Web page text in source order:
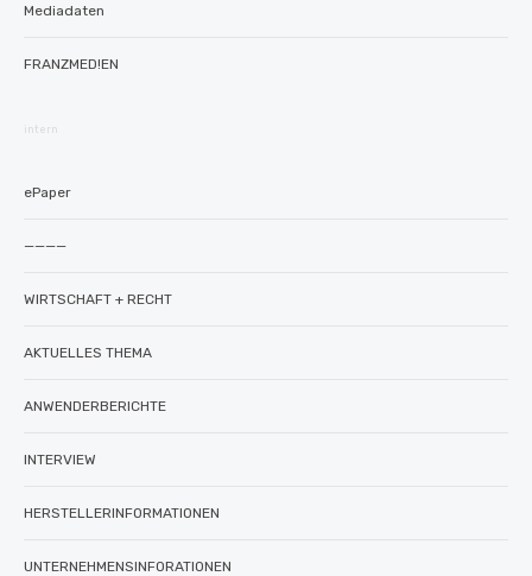
Mediadaten
FRANZMED!EN
intern
ePaper
————
WIRTSCHAFT + RECHT
AKTUELLES THEMA
ANWENDERBERICHTE
INTERVIEW
HERSTELLERINFORMATIONEN
UNTERNEHMENSINFORATIONEN